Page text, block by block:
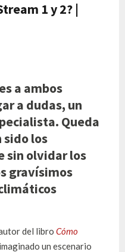
1 y 2? |
a ambos
a dudas, un
Queda
sido los
sin olvidar los
gravísimos
del libro Cómo
un escenario